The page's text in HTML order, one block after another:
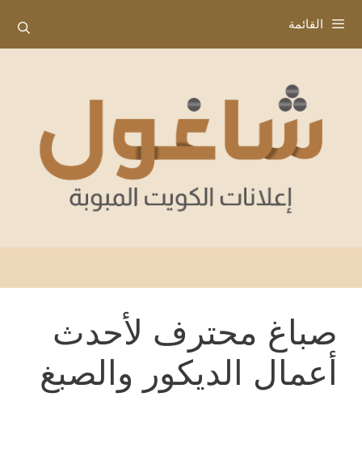
إلى
المحتوى
القائمة
صباغ محترف لأحدث
أعمال الديكور والصبغ